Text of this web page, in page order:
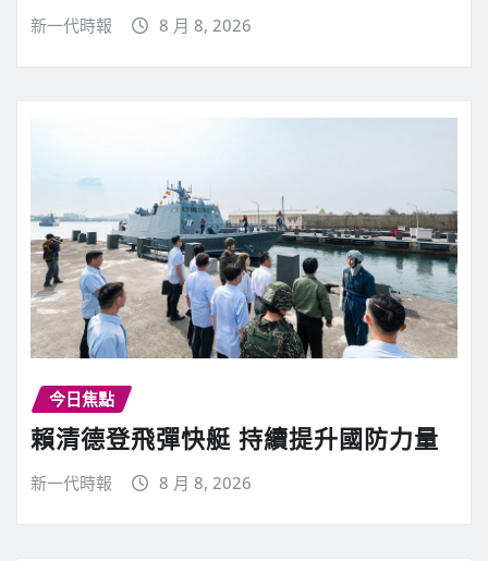
新一代時報 8 月 8, 2026
今日焦點
賴清德登飛彈快艇 持續提升國防力量
新一代時報 8 月 8, 2026